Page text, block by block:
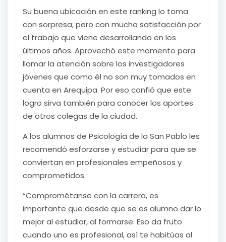
Su buena ubicación en este ranking lo toma
con sorpresa, pero con mucha satisfacción por
el trabajo que viene desarrollando en los
últimos años. Aprovechó este momento para
llamar la atención sobre los investigadores
jóvenes que como él no son muy tomados en
cuenta en Arequipa. Por eso confió que este
logro sirva también para conocer los aportes
de otros colegas de la ciudad.
A los alumnos de Psicología de la San Pablo les
recomendó esforzarse y estudiar para que se
conviertan en profesionales empeñosos y
comprometidos.
“Comprométanse con la carrera, es
importante que desde que se es alumno dar lo
mejor al estudiar, al formarse. Eso da fruto
cuando uno es profesional, así te habitúas al